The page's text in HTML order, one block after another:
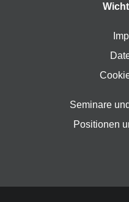
Seminare
Positionen